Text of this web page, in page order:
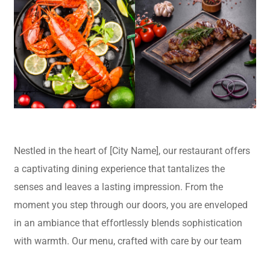
Nestled in the heart of [City Name], our restaurant offers
a captivating dining experience that tantalizes the
senses and leaves a lasting impression. From the
moment you step through our doors, you are enveloped
in an ambiance that effortlessly blends sophistication
with warmth. Our menu, crafted with care by our team